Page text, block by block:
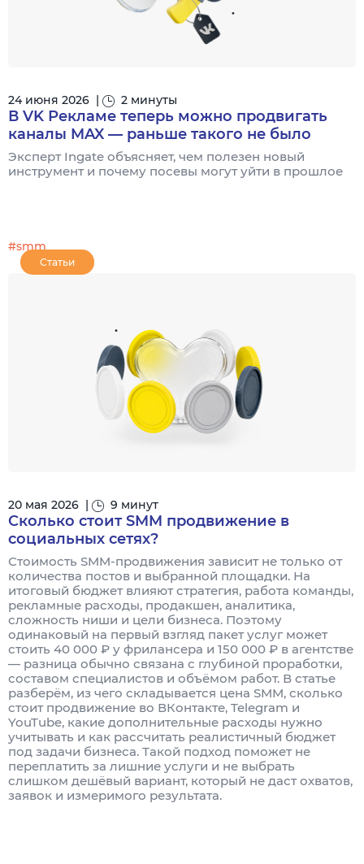
24 июня 2026 | 2 минуты
В VK Рекламе теперь можно продвигать
каналы MAX — раньше такого не было
Эксперт Ingate объясняет, чем полезен новый
инструмент и почему посевы могут уйти в прошлое
#smm
Статьи
20 мая 2026 | 9 минут
Сколько стоит SMM продвижение в
социальных сетях?
Стоимость SMM-продвижения зависит не только от
количества постов и выбранной площадки. На
итоговый бюджет влияют стратегия, работа команды,
рекламные расходы, продакшен, аналитика,
сложность ниши и цели бизнеса. Поэтому
одинаковый на первый взгляд пакет услуг может
стоить 40 000 ₽ у фрилансера и 150 000 ₽ в агентстве
— разница обычно связана с глубиной проработки,
составом специалистов и объёмом работ. В статье
разберём, из чего складывается цена SMM, сколько
стоит продвижение во ВКонтакте, Telegram и
YouTube, какие дополнительные расходы нужно
учитывать и как рассчитать реалистичный бюджет
под задачи бизнеса. Такой подход поможет не
переплатить за лишние услуги и не выбрать
слишком дешёвый вариант, который не даст охватов,
заявок и измеримого результата.